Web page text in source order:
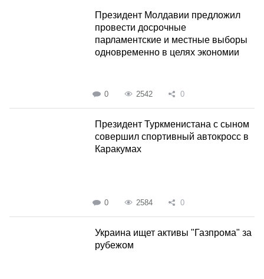
Президент Молдавии предложил
провести досрочные
парламентские и местные выборы
одновременно в целях экономии
0 2542 0
Президент Туркменистана с сыном
совершил спортивный автокросс в
Каракумах
0 2584 0
Украина ищет активы "Газпрома" за
рубежом